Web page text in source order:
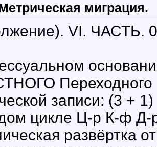
миграция.
VI. ЧАСТЬ.
Переходного
записи: (3 +
цикле Ц-р К-ф
развёртка